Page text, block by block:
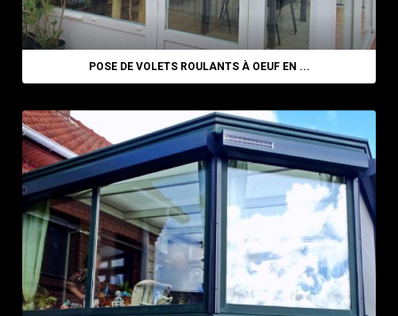
POSE DE VOLETS ROULANTS À OEUF EN ...